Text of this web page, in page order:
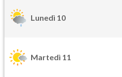
Lunedì 10
Martedì 11